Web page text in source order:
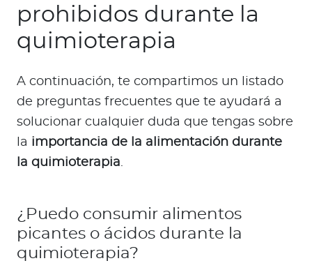
prohibidos durante la
quimioterapia
A continuación, te compartimos un listado
de preguntas frecuentes que te ayudará a
solucionar cualquier duda que tengas sobre
la importancia de la alimentación durante
la quimioterapia.
¿Puedo consumir alimentos
picantes o ácidos durante la
quimioterapia?